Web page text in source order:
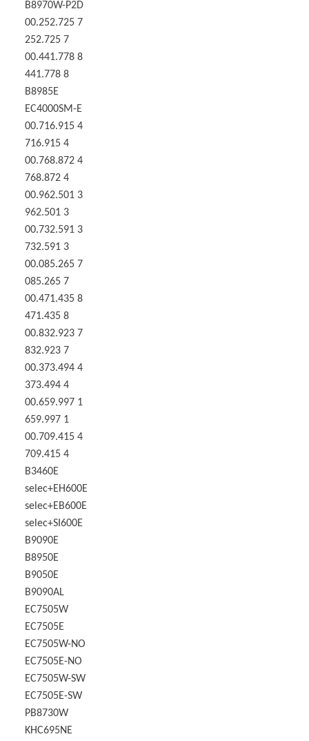
B8970W-P2D
00.252.725 7
252.725 7
00.441.778 8
441.778 8
B8985E
EC4000SM-E
00.716.915 4
716.915 4
00.768.872 4
768.872 4
00.962.501 3
962.501 3
00.732.591 3
732.591 3
00.085.265 7
085.265 7
00.471.435 8
471.435 8
00.832.923 7
832.923 7
00.373.494 4
373.494 4
00.659.997 1
659.997 1
00.709.415 4
709.415 4
B3460E
selec+EH600E
selec+EB600E
selec+SI600E
B9090E
B8950E
B9050E
B9090AL
EC7505W
EC7505E
EC7505W-NO
EC7505E-NO
EC7505W-SW
EC7505E-SW
PB8730W
KHC695NE